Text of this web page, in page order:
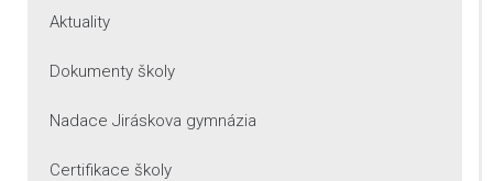
Aktuality
Dokumenty školy
Nadace Jiráskova gymnázia
Certifikace školy